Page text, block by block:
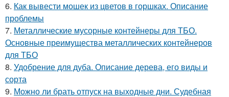
6. Как вывести мошек из цветов в горшках. Описание
проблемы
7. Металлические мусорные контейнеры для ТБО.
Основные преимущества металлических контейнеров
для ТБО
8. Удобрение для дуба. Описание дерева, его виды и
сорта
9. Можно ли брать отпуск на выходные дни. Судебная